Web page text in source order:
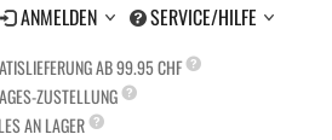
ANMELDEN SERVICE/HILFE
AB 99.95 CHF
ZUSTELLUNG
AN LAGER